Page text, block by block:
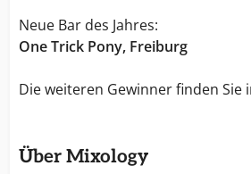
Neue Bar des Jahres:
One Trick Pony, Freiburg
Die weiteren Gewinner finden Sie
Über Mixology